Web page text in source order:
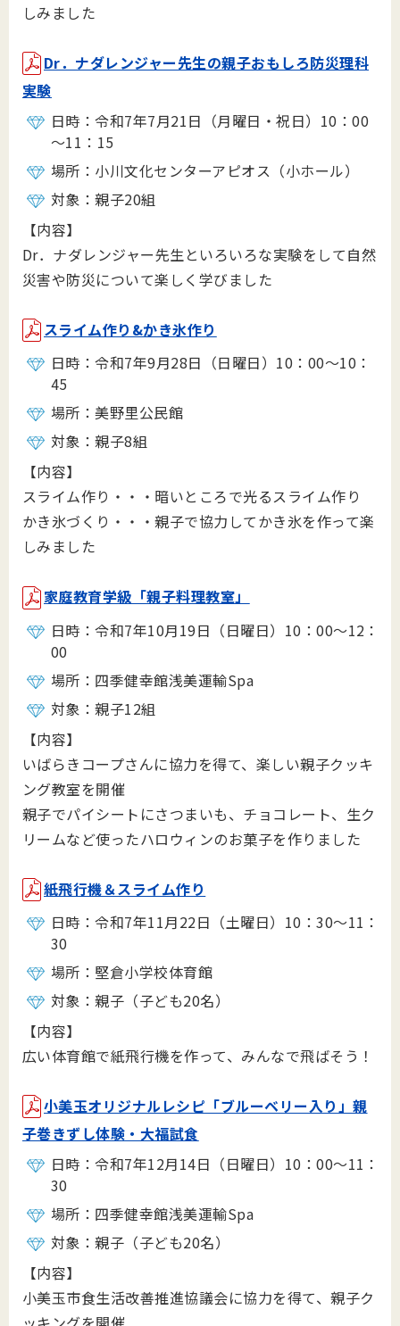
しみました
Dr．ナダレンジャー先生の親子おもしろ防災理科
実験
日時：令和7年7月21日（月曜日・祝日）10：00
～11：15
場所：小川文化センターアピオス（小ホール）
対象：親子20組
【内容】
Dr．ナダレンジャー先生といろいろな実験をして自然
災害や防災について楽しく学びました
スライム作り&かき氷作り
日時：令和7年9月28日（日曜日）10：00～10：
45
場所：美野里公民館
対象：親子8組
【内容】
スライム作り・・・暗いところで光るスライム作り
かき氷づくり・・・親子で協力してかき氷を作って楽
しみました
家庭教育学級「親子料理教室」
日時：令和7年10月19日（日曜日）10：00～12：
00
場所：四季健幸館浅美運輸Spa
対象：親子12組
【内容】
いばらきコープさんに協力を得て、楽しい親子クッキ
ング教室を開催
親子でパイシートにさつまいも、チョコレート、生ク
リームなど使ったハロウィンのお菓子を作りました
紙飛行機＆スライム作り
日時：令和7年11月22日（土曜日）10：30～11：
30
場所：堅倉小学校体育館
対象：親子（子ども20名）
【内容】
広い体育館で紙飛行機を作って、みんなで飛ばそう！
小美玉オリジナルレシピ「ブルーベリー入り」親
子巻きずし体験・大福試食
日時：令和7年12月14日（日曜日）10：00～11：
30
場所：四季健幸館浅美運輸Spa
対象：親子（子ども20名）
【内容】
小美玉市食生活改善推進協議会に協力を得て、親子ク